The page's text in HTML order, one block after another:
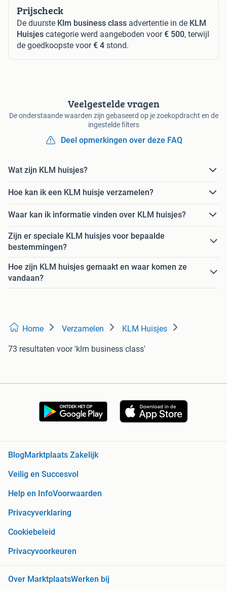
Prijscheck
De duurste Klm business class advertentie in de KLM
Huisjes categorie werd aangeboden voor€ 500, terwijl
de goedkoopste voor€ 4 stond.
Veelgestelde vragen
De onderstaande waarden zijn gebaseerd op je zoekopdracht en de
ingestelde filters
Deel opmerkingen over deze FAQ
Wat zijn KLM huisjes?
Hoe kan ik een KLM huisje verzamelen?
Waar kan ik informatie vinden over KLM huisjes?
Zijn er speciale KLM huisjes voor bepaalde
bestemmingen?
Hoe zijn KLM huisjes gemaakt en waar komen ze
vandaan?
Home Verzamelen KLM Huisjes
73 resultaten voor 'klm business class'
BlogMarktplaats Zakelijk
Veilig en Succesvol
Help en InfoVoorwaarden
Privacyverklaring
Cookiebeleid
Privacyvoorkeuren
Over MarktplaatsWerken bij